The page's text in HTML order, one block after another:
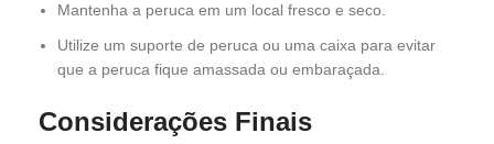
Mantenha a peruca em um local fresco e seco.
Utilize um suporte de peruca ou uma caixa para evitar
que a peruca fique amassada ou embaraçada.
Considerações Finais